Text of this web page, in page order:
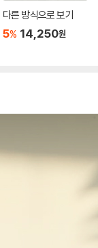
다른 방식으로 보기
5% 14,250원